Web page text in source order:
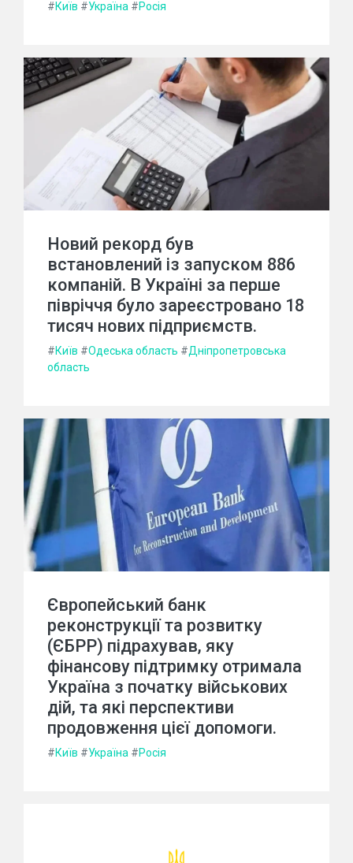
#Київ #Україна #Росія
Новий рекорд був
встановлений із запуском 886
компаній. В Україні за перше
півріччя було зареєстровано 18
тисяч нових підприємств.
#Київ #Одеська область #Дніпропетровська
область
Європейський банк
реконструкції та розвитку
(ЄБРР) підрахував, яку
фінансову підтримку отримала
Україна з початку військових
дій, та які перспективи
продовження цієї допомоги.
#Київ #Україна #Росія